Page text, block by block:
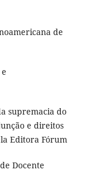
de
supremacia do
e direitos
Editora Fórum
Docente